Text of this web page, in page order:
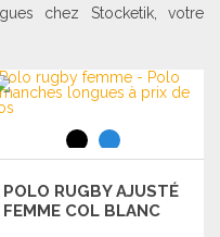
chez Stocketik, votre
POLO RUGBY AJUSTÉ
FEMME COL BLANC